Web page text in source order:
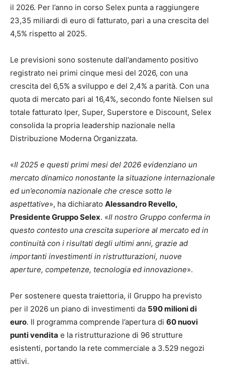
il 2026. Per l’anno in corso Selex punta a raggiungere
23,35 miliardi di euro di fatturato, pari a una crescita del
4,5% rispetto al 2025.
Le previsioni sono sostenute dall’andamento positivo
registrato nei primi cinque mesi del 2026, con una
crescita del 6,5% a sviluppo e del 2,4% a parità. Con una
quota di mercato pari al 16,4%, secondo fonte Nielsen sul
totale fatturato Iper, Super, Superstore e Discount, Selex
consolida la propria leadership nazionale nella
Distribuzione Moderna Organizzata.
«Il 2025 e questi primi mesi del 2026 evidenziano un
mercato dinamico nonostante la situazione internazionale
ed un’economia nazionale che cresce sotto le
aspettative», ha dichiarato Alessandro Revello,
Presidente Gruppo Selex. «Il nostro Gruppo conferma in
questo contesto una crescita superiore al mercato ed in
continuità con i risultati degli ultimi anni, grazie ad
importanti investimenti in ristrutturazioni, nuove
aperture, competenze, tecnologia ed innovazione».
Per sostenere questa traiettoria, il Gruppo ha previsto
per il 2026 un piano di investimenti da 590 milioni di
euro. Il programma comprende l’apertura di 60 nuovi
punti vendita e la ristrutturazione di 96 strutture
esistenti, portando la rete commerciale a 3.529 negozi
attivi.